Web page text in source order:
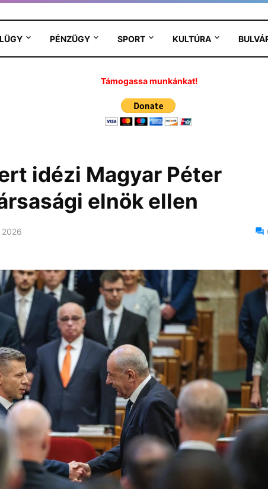
PÉNZÜGY SPORT KULTÚRA
Támogassa munkánkat!
idézi Magyar Péter
elnök ellen
2026